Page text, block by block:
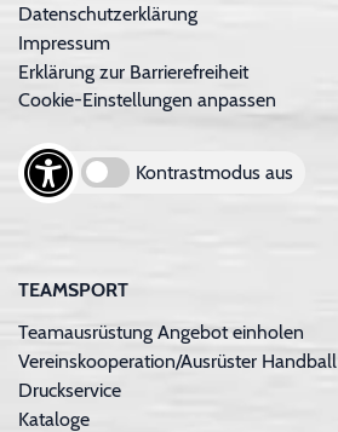
Datenschutzerklärung
Impressum
Erklärung zur Barrierefreiheit
Cookie-Einstellungen anpassen
Kontrastmodus aus
TEAMSPORT
Teamausrüstung Angebot einholen
Vereinskooperation/Ausrüster Handball
Druckservice
Kataloge